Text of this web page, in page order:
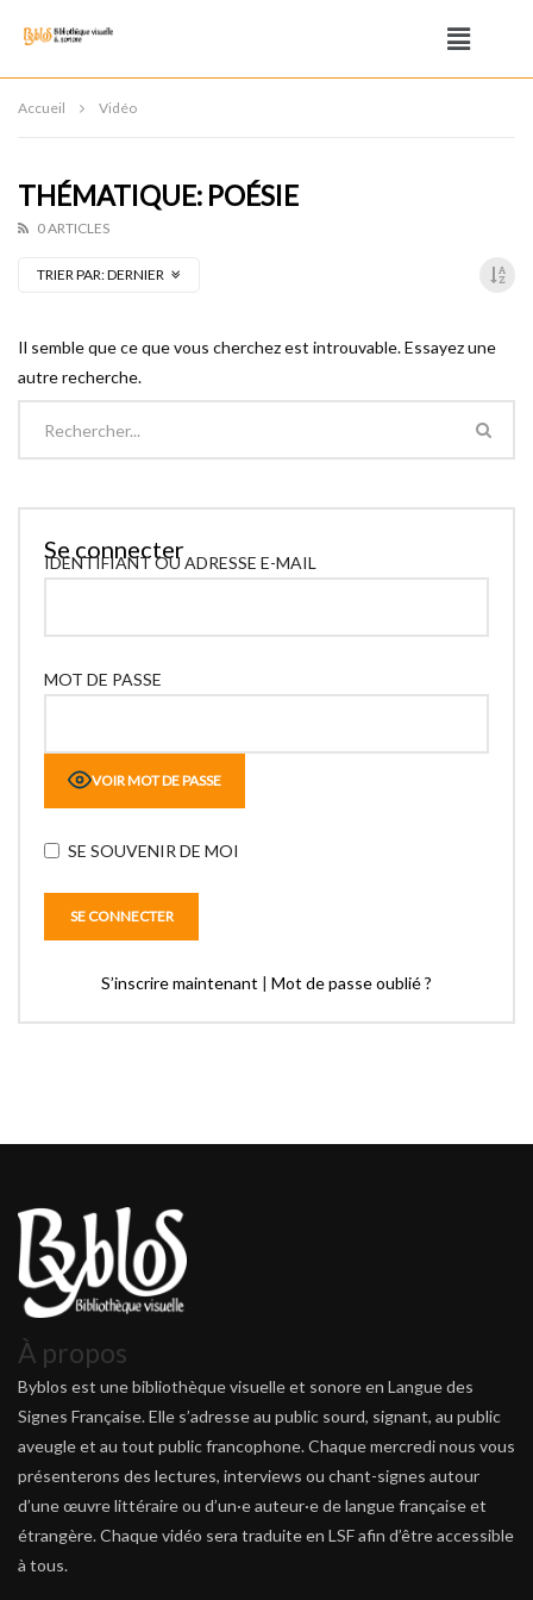
Accueil Vidéo
THÉMATIQUE: POÉSIE
0 ARTICLES
TRIER PAR:DERNIER
Il semble que ce que vous cherchez est introuvable. Essayez une
autre recherche.
Se connecter
IDENTIFIANT OU ADRESSE E-MAIL
MOT DE PASSE
VOIR MOT DE PASSE
SE SOUVENIR DE MOI
S’inscrire maintenant | Mot de passe oublié ?
À propos
Byblos est une bibliothèque visuelle et sonore en Langue des
Signes Française. Elle s’adresse au public sourd, signant, au public
aveugle et au tout public francophone. Chaque mercredi nous vous
présenterons des lectures, interviews ou chant-signes autour
d’une œuvre littéraire ou d’un·e auteur·e de langue française et
étrangère. Chaque vidéo sera traduite en LSF afin d’être accessible
à tous.